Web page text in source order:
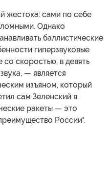
жестока: сами по себе
Однако
баллистические
гиперзвуковые
скоростью, в девять
— является
изъяном, который
сам Зеленский в
ракеты — это
России".